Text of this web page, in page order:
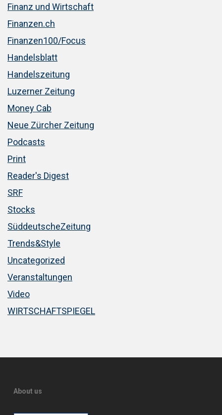
Finanz und Wirtschaft
Finanzen.ch
Finanzen100/Focus
Handelsblatt
Handelszeitung
Luzerner Zeitung
Money Cab
Neue Zürcher Zeitung
Podcasts
Print
Reader's Digest
SRF
Stocks
SüddeutscheZeitung
Trends&Style
Uncategorized
Veranstaltungen
Video
WIRTSCHAFTSPIEGEL
About us